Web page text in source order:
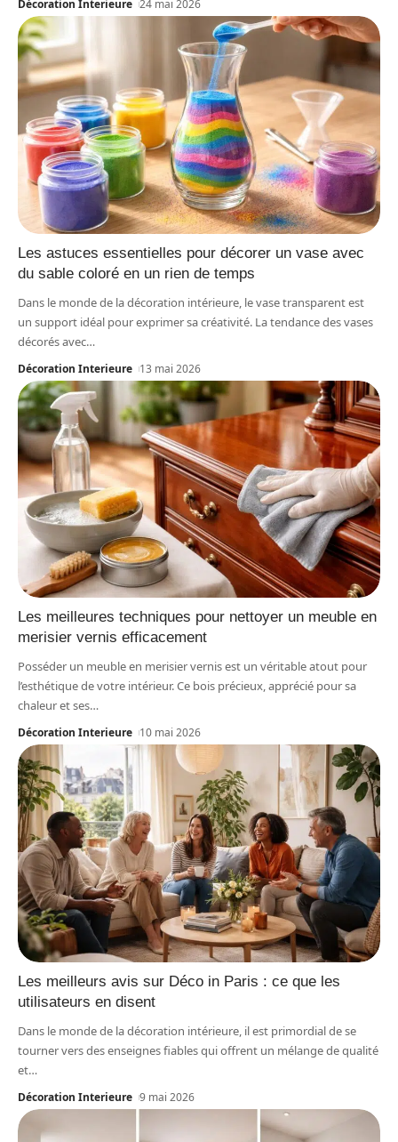
Décoration Interieure 24 mai 2026
Les astuces essentielles pour décorer un vase avec
du sable coloré en un rien de temps
Dans le monde de la décoration intérieure, le vase transparent est
un support idéal pour exprimer sa créativité. La tendance des vases
décorés avec…
Décoration Interieure 13 mai 2026
Les meilleures techniques pour nettoyer un meuble en
merisier vernis efficacement
Posséder un meuble en merisier vernis est un véritable atout pour
l’esthétique de votre intérieur. Ce bois précieux, apprécié pour sa
chaleur et ses…
Décoration Interieure 10 mai 2026
Les meilleurs avis sur Déco in Paris : ce que les
utilisateurs en disent
Dans le monde de la décoration intérieure, il est primordial de se
tourner vers des enseignes fiables qui offrent un mélange de qualité
et…
Décoration Interieure 9 mai 2026